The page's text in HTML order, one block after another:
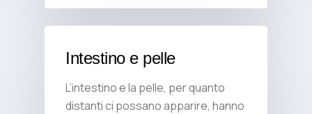
Intestino e pelle
L’intestino e la pelle, per quanto
distanti ci possano apparire, hanno